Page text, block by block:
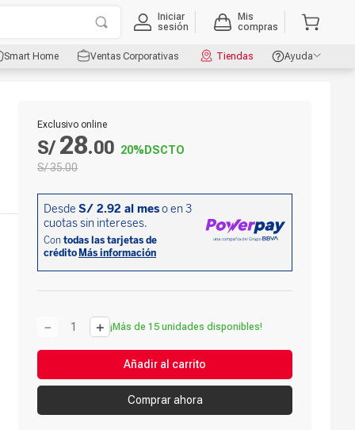
Iniciar
sesión
Mis
compras
Smart Home Ventas Corporativas Tiendas
Ayuda
Exclusivo online
S/ 28.00 20% DSCTO
S/35.00
＋
－ ¡Más de 15 unidades disponibles!
Añadir al carrito
Comprar ahora